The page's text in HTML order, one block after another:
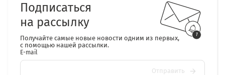
Подписаться
на рассылку
Получайте самые новые новости одним из первых,
с помощью нашей рассылки.
E-mail
Отправить